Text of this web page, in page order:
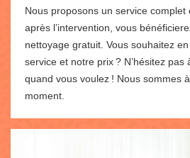
Nous proposons un service complet
après l’intervention, vous
nettoyage gratuit. Vous souhaitez
service et notre prix ? N’hésitez pas
quand vous voulez ! Nous sommes
moment.